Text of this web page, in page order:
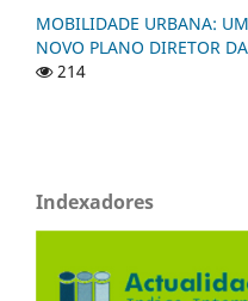
MOBILIDADE URBANA:
NOVO PLANO DIRETOR
214
Indexadores